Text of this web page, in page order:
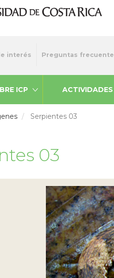
interés Preguntas
ICP
Serpientes 03
03
Previous